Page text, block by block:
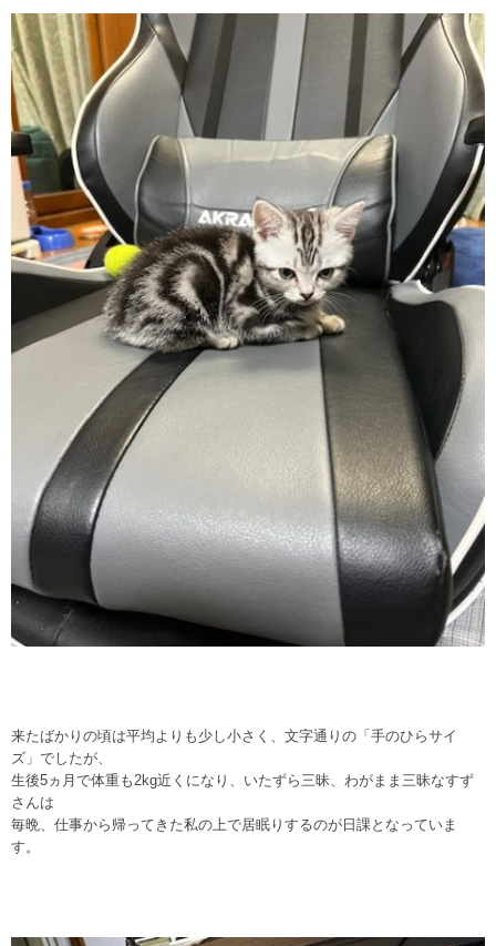
来たばかりの頃は平均よりも少し小さく、文字通りの「手のひらサイ
ズ」でしたが、
生後5ヵ月で体重も2kg近くになり、いたずら三昧、わがまま三昧なすず
さんは
毎晩、仕事から帰ってきた私の上で居眠りするのが日課となっていま
す。